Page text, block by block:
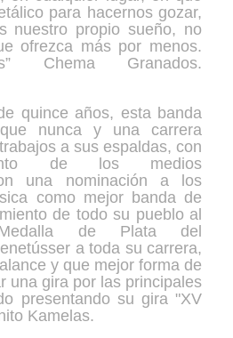
para hacernos gozar,
nuestro propio sueño, no
ofrezca más por menos.
Chema Granados.
quince años, esta banda
nunca y una carrera
a sus espaldas, con
de los medios
una nominación a los
como mejor banda de
de todo su pueblo al
de Plata del
a toda su carrera,
y que mejor forma de
una gira por las principales
presentando su gira "XV
Kamelas.